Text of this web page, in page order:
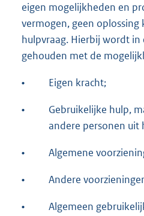
eigen mogelijkheden en
vermogen, geen
hulpvraag. Hierbij wordt in
gehouden met de
• Eigen kracht;
•
Gebruikelijke hulp,
andere personen uit
• Algemene
• Andere
• Algemeen